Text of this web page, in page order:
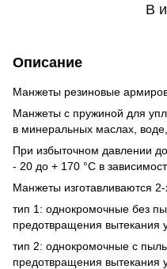
В
Описание
Манжеты резиновые
Манжеты с пружиной для
в минеральных маслах,
При избыточном давлении
- 20 до + 170 °С в
Манжеты изготавливаются 2-
тип 1: однокромочные без
предотвращения вытекания
тип 2: однокромочные с
предотвращения вытекания